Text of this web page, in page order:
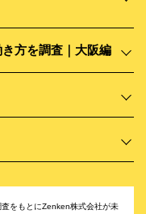
方を調査｜大阪編
をもとにZenken株式会社が未